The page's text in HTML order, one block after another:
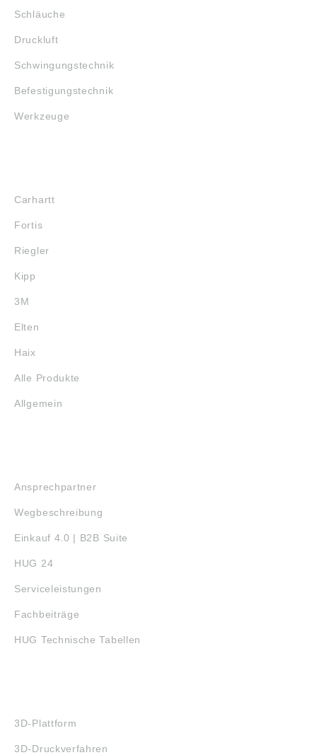
Schläuche
Druckluft
Schwingungstechnik
Befestigungstechnik
Werkzeuge
Carhartt
Fortis
Riegler
Kipp
3M
Elten
Haix
Alle Produkte
Allgemein
Ansprechpartner
Wegbeschreibung
Einkauf 4.0 | B2B Suite
HUG 24
Serviceleistungen
Fachbeiträge
HUG Technische Tabellen
3D-Plattform
3D-Druckverfahren